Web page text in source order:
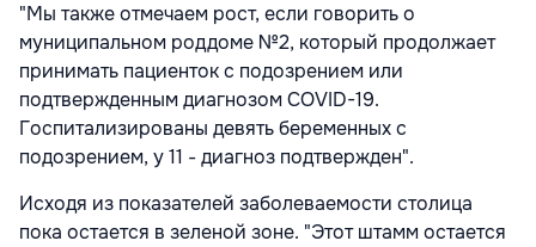
"Мы также отмечаем рост, если говорить о
муниципальном роддоме №2, который продолжает
принимать пациенток с подозрением или
подтвержденным диагнозом COVID-19.
Госпитализированы девять беременных с
подозрением, у 11 - диагноз подтвержден".
Исходя из показателей заболеваемости столица
пока остается в зеленой зоне. "Этот штамм остается